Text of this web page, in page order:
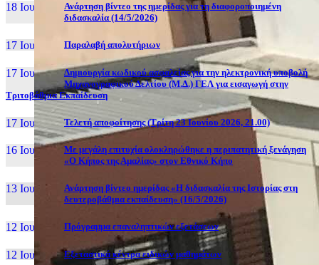
18 Ιουν, 26
Ανάρτηση βίντεο της ημερίδας για τη διαφοροποιημένη
διδασκαλία (14/5/2026)
17 Ιουν, 26 Παραλαβή απολυτήριων
17 Ιουν, 26
Δημιουργία κωδικού ασφαλείας για την ηλεκτρονική υποβολή
Μηχανογραφικού Δελτίου (Μ.Δ.) ΓΕΛ για εισαγωγή στην
Τριτοβάθμια Εκπαίδευση
17 Ιουν, 26 Τελετή αποφοίτησης (Τρίτη 23 Ιουνίου 2026, 21.00)
16 Ιουν, 26
Με μεγάλη επιτυχία ολοκληρώθηκε η περιπατητική ξενάγηση
«Ο Κήπος της Αμαλίας» στον Εθνικό Κήπο
13 Ιουν, 26
Ανάρτηση βίντεο ημερίδας «Η διδασκαλία της Ιστορίας στη
δευτεροβάθμια εκπαίδευση» (16/5/2026)
12 Ιουν, 26 Πρόγραμμα επαναληπτικών εξετάσεων
12 Ιουν, 26 Εξεταστικά κέντρα ειδικών μαθημάτων